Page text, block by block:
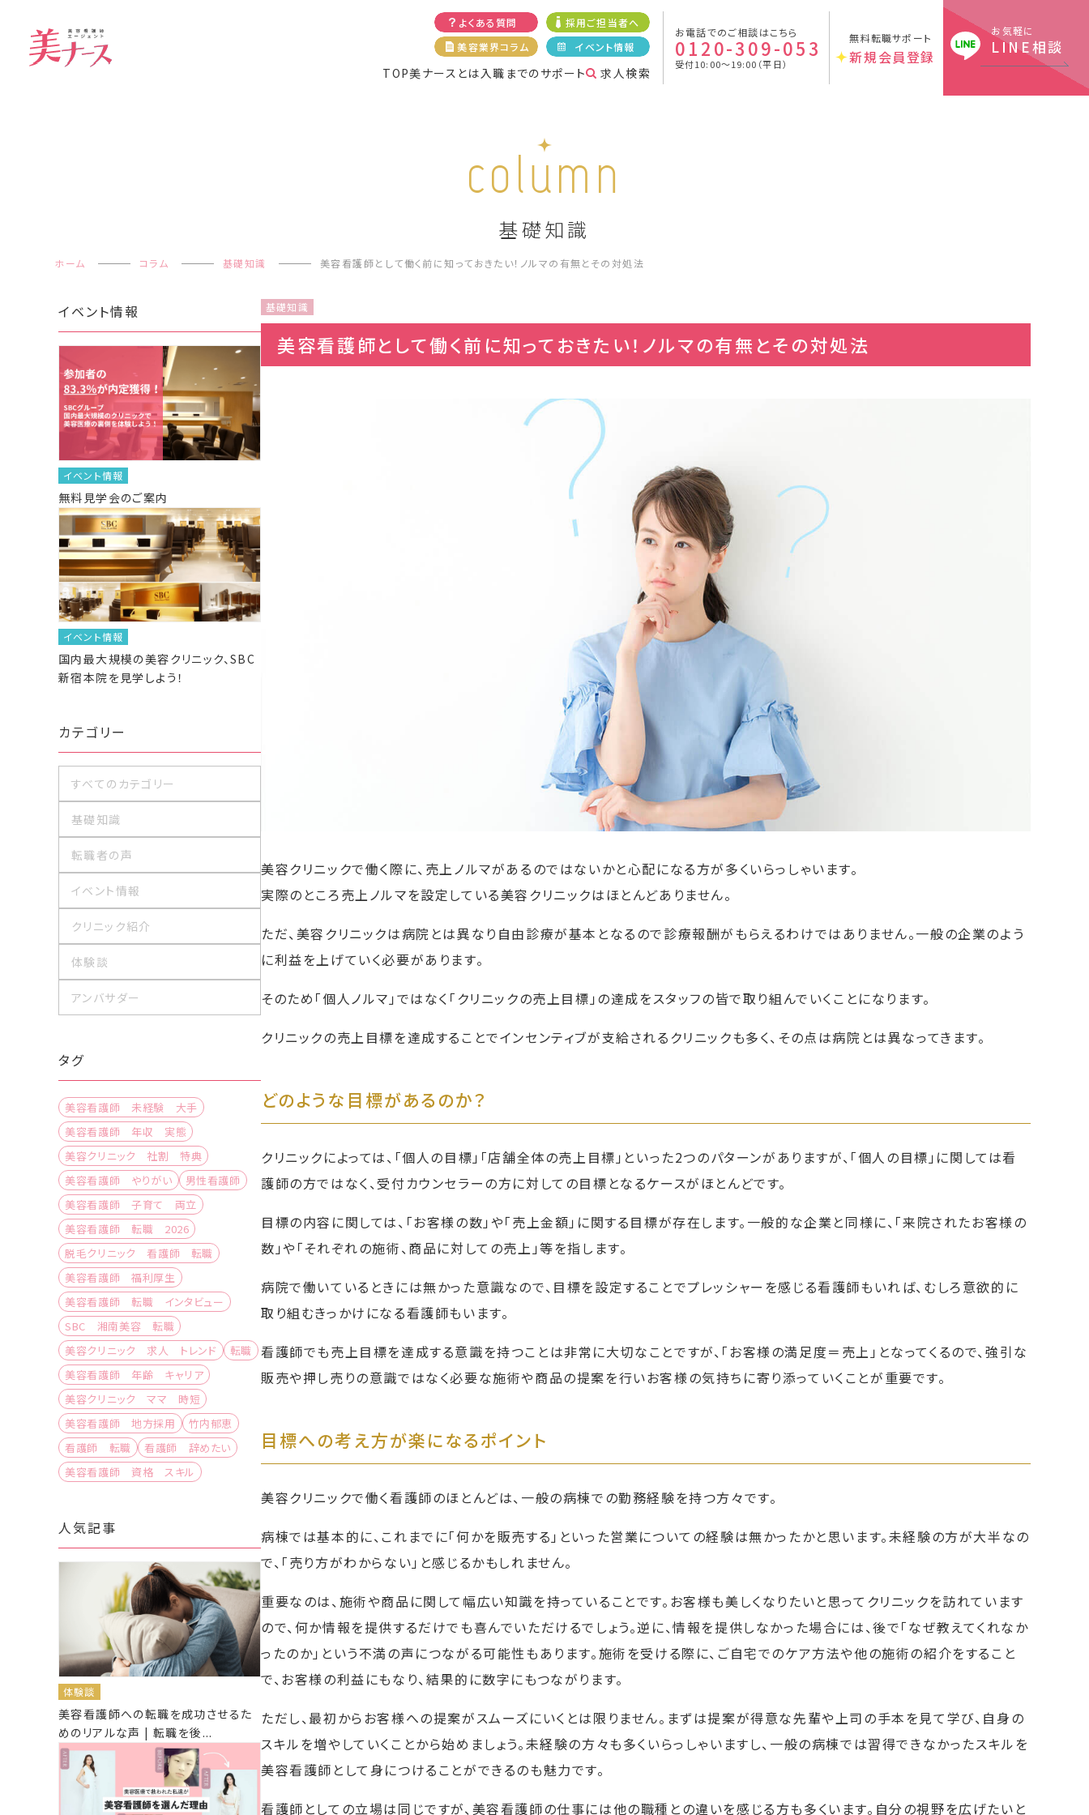
よくある質問
採用ご担当者へ
美容業界コラム
イベント情報
TOP美ナースとは入職までのサポート 求人検索
お電話でのご相談はこちら
0120-309-053
受付10:00〜19:00（平日）
無料転職サポート
新規会員登録
お気軽に
LINE相談
column
基礎知識
ホーム コラム 基礎知識 美容看護師として働く前に知っておきたい！ノルマの有無とその対処法
基礎知識
美容看護師として働く前に知っておきたい！ノルマの有無とその対処法
美容クリニックで働く際に、売上ノルマがあるのではないかと心配になる方が多くいらっしゃいます。
実際のところ売上ノルマを設定している美容クリニックはほとんどありません。
ただ、美容クリニックは病院とは異なり自由診療が基本となるので診療報酬がもらえるわけではありません。一般の企業のよう
に利益を上げていく必要があります。
そのため「個人ノルマ」ではなく「クリニックの売上目標」の達成をスタッフの皆で取り組んでいくことになります。
クリニックの売上目標を達成することでインセンティブが支給されるクリニックも多く、その点は病院とは異なってきます。
どのような目標があるのか？
クリニックによっては、「個人の目標」「店舗全体の売上目標」といった2つのパターンがありますが、「個人の目標」に関しては看
護師の方ではなく、受付カウンセラーの方に対しての目標となるケースがほとんどです。
目標の内容に関しては、「お客様の数」や「売上金額」に関する目標が存在します。一般的な企業と同様に、「来院されたお客様の
数」や「それぞれの施術、商品に対しての売上」等を指します。
病院で働いているときには無かった意識なので、目標を設定することでプレッシャーを感じる看護師もいれば、むしろ意欲的に
取り組むきっかけになる看護師もいます。
看護師でも売上目標を達成する意識を持つことは非常に大切なことですが、「お客様の満足度＝売上」となってくるので、強引な
販売や押し売りの意識ではなく必要な施術や商品の提案を行いお客様の気持ちに寄り添っていくことが重要です。
目標への考え方が楽になるポイント
美容クリニックで働く看護師のほとんどは、一般の病棟での勤務経験を持つ方々です。
病棟では基本的に、これまでに「何かを販売する」といった営業についての経験は無かったかと思います。未経験の方が大半なの
で、「売り方がわからない」と感じるかもしれません。
重要なのは、施術や商品に関して幅広い知識を持っていることです。お客様も美しくなりたいと思ってクリニックを訪れています
ので、何か情報を提供するだけでも喜んでいただけるでしょう。逆に、情報を提供しなかった場合には、後で「なぜ教えてくれなか
ったのか」という不満の声につながる可能性もあります。施術を受ける際に、ご自宅でのケア方法や他の施術の紹介をすること
で、お客様の利益にもなり、結果的に数字にもつながります。
ただし、最初からお客様への提案がスムーズにいくとは限りません。まずは提案が得意な先輩や上司の手本を見て学び、自身の
スキルを増やしていくことから始めましょう。未経験の方々も多くいらっしゃいますし、一般の病棟では習得できなかったスキルを
美容看護師として身につけることができるのも魅力です。
看護師としての立場は同じですが、美容看護師の仕事には他の職種との違いを感じる方も多くいます。自分の視野を広げたいと
イベント情報
イベント情報
無料見学会のご案内
イベント情報
国内最大規模の美容クリニック、SBC
新宿本院を見学しよう！
カテゴリー
すべてのカテゴリー
基礎知識
転職者の声
イベント情報
クリニック紹介
体験談
アンバサダー
タグ
美容看護師 未経験 大手
美容看護師 年収 実態
美容クリニック 社割 特典
美容看護師 やりがい
男性看護師
美容看護師 子育て 両立
美容看護師 転職 2026
脱毛クリニック 看護師 転職
美容看護師 福利厚生
美容看護師 転職 インタビュー
SBC 湘南美容 転職
美容クリニック 求人 トレンド
転職
美容看護師 年齢 キャリア
美容クリニック ママ 時短
美容看護師 地方採用
竹内郁恵
看護師 転職
看護師 辞めたい
美容看護師 資格 スキル
人気記事
体験談
美容看護師への転職を成功させるた
めのリアルな声 | 転職を後...